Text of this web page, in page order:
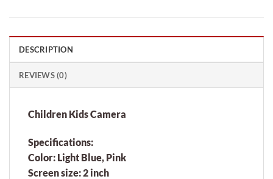
DESCRIPTION
REVIEWS (0)
Children Kids Camera
Specifications:
Color: Light Blue, Pink
Screen size: 2 inch